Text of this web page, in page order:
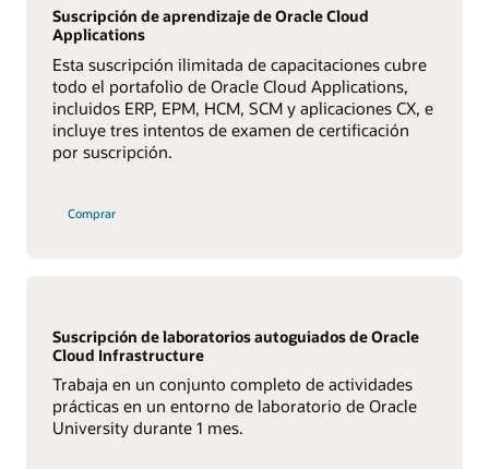
Suscripción de aprendizaje de Oracle Cloud
Applications
Esta suscripción ilimitada de capacitaciones cubre
todo el portafolio de Oracle Cloud Applications,
incluidos ERP, EPM, HCM, SCM y aplicaciones CX, e
incluye tres intentos de examen de certificación
por suscripción.
Comprar
Suscripción de laboratorios autoguiados de Oracle
Cloud Infrastructure
Trabaja en un conjunto completo de actividades
prácticas en un entorno de laboratorio de Oracle
University durante 1 mes.